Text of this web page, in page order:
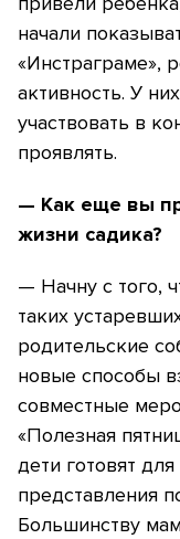
начали
«Инстраграме»,
активность. У
участвовать в
проявлять.
— Как еще вы
жизни садика?
— Начну с того,
таких
родительские
новые способы
совместные
«Полезная
дети готовят
представления
Большинству